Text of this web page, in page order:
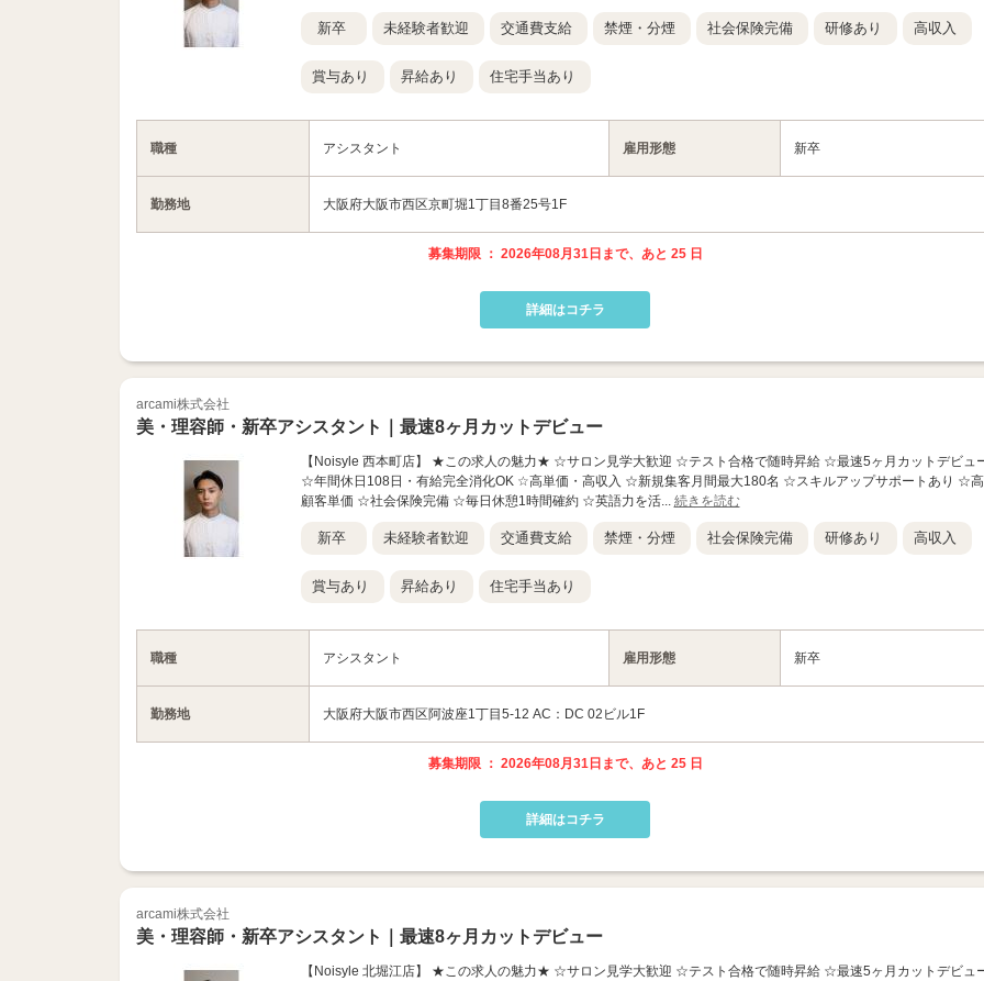
新卒 未経験者歓迎 交通費支給 禁煙・分煙 社会保険完備 研修あり 高収入
賞与あり 昇給あり 住宅手当あり
職種 アシスタント 雇用形態 新卒
勤務地 大阪府大阪市西区京町堀1丁目8番25号1F
募集期限 ： 2026年08月31日まで、あと 25 日
詳細はコチラ
arcami株式会社
美・理容師・新卒アシスタント｜最速8ヶ月カットデビュー
【Noisyle 西本町店】 ★この求人の魅力★ ☆サロン見学大歓迎 ☆テスト合格で随時昇給 ☆最速5ヶ月カットデビュ
☆年間休日108日・有給完全消化OK ☆高単価・高収入 ☆新規集客月間最大180名 ☆スキルアップサポートあり ☆高
顧客単価 ☆社会保険完備 ☆毎日休憩1時間確約 ☆英語力を活... 続きを読む
新卒 未経験者歓迎 交通費支給 禁煙・分煙 社会保険完備 研修あり 高収入
賞与あり 昇給あり 住宅手当あり
職種 アシスタント 雇用形態 新卒
勤務地 大阪府大阪市西区阿波座1丁目5-12 AC：DC 02ビル1F
募集期限 ： 2026年08月31日まで、あと 25 日
詳細はコチラ
arcami株式会社
美・理容師・新卒アシスタント｜最速8ヶ月カットデビュー
【Noisyle 北堀江店】 ★この求人の魅力★ ☆サロン見学大歓迎 ☆テスト合格で随時昇給 ☆最速5ヶ月カットデビュ